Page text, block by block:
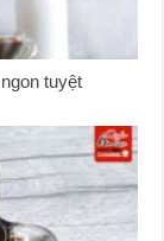
tuyệt